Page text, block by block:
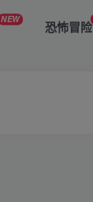
NEW 恐怖冒险